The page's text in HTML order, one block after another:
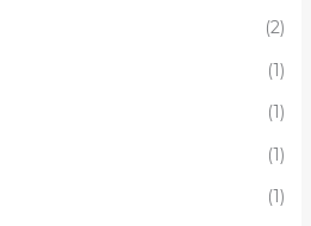
(2)
(1)
(1)
(1)
(1)